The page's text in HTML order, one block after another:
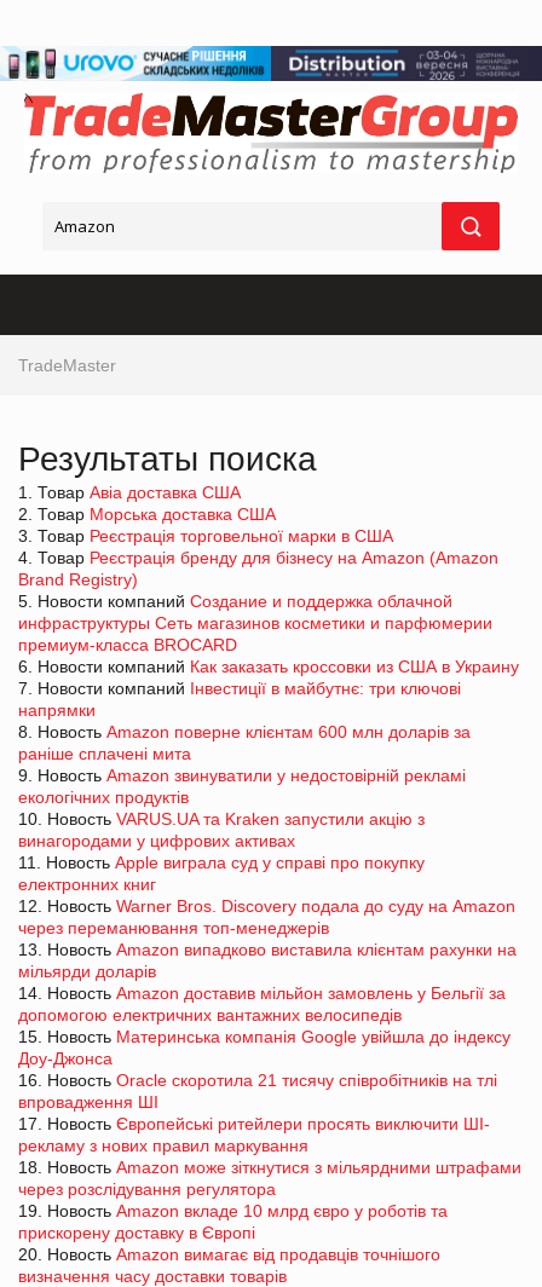
TradeMaster
Результаты поиска
1. Товар Авіа доставка США
2. Товар Морська доставка США
3. Товар Реєстрація торговельної марки в США
4. Товар Реєстрація бренду для бізнесу на Amazon (Amazon
Brand Registry)
5. Новости компаний Создание и поддержка облачной
инфраструктуры Сеть магазинов косметики и парфюмерии
премиум-класса BROCARD
6. Новости компаний Как заказать кроссовки из США в Украину
7. Новости компаний Інвестиції в майбутнє: три ключові
напрямки
8. Новость Amazon поверне клієнтам 600 млн доларів за
раніше сплачені мита
9. Новость Amazon звинуватили у недостовірній рекламі
екологічних продуктів
10. Новость VARUS.UA та Kraken запустили акцію з
винагородами у цифрових активах
11. Новость Apple виграла суд у справі про покупку
електронних книг
12. Новость Warner Bros. Discovery подала до суду на Amazon
через переманювання топ-менеджерів
13. Новость Amazon випадково виставила клієнтам рахунки на
мільярди доларів
14. Новость Amazon доставив мільйон замовлень у Бельгії за
допомогою електричних вантажних велосипедів
15. Новость Материнська компанія Google увійшла до індексу
Доу-Джонса
16. Новость Oracle скоротила 21 тисячу співробітників на тлі
впровадження ШІ
17. Новость Європейські ритейлери просять виключити ШІ-
рекламу з нових правил маркування
18. Новость Amazon може зіткнутися з мільярдними штрафами
через розслідування регулятора
19. Новость Amazon вкладе 10 млрд євро у роботів та
прискорену доставку в Європі
20. Новость Amazon вимагає від продавців точнішого
визначення часу доставки товарів